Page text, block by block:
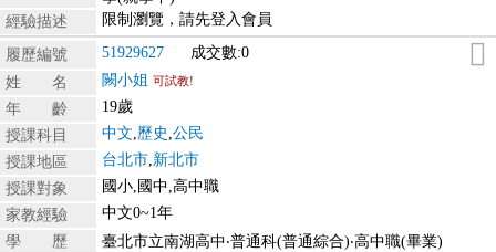
經驗描述
限制瀏覽，請先登入會員
履歷編號 51929627
成交數:0
姓 名
闕小姐 可試教!
年 齡
19歲
授課科目
中文 歷史 公民
授課地區
台北市 新北市
授課對象
國小,國中,高中職
家教經驗
中文0~1年
學 歷
臺北市立南湖高中‧普通科(普通綜合)‧高中職(畢業)